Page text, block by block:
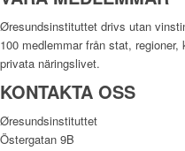
Øresundsinstituttet drivs utan
100 medlemmar från stat,
privata näringslivet.
KONTAKTA OSS
Øresundsinstituttet
Östergatan 9B